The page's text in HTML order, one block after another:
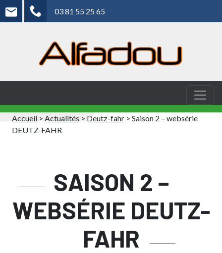
03 81 55 25 65
Accueil > Actualités > Deutz-fahr > Saison 2 – websérie
DEUTZ-FAHR
SAISON 2 –
WEBSÉRIE DEUTZ-
FAHR